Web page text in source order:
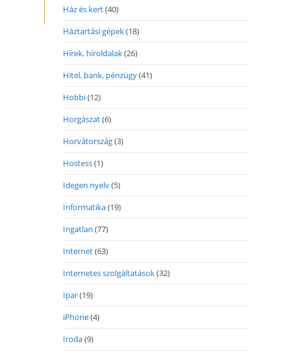
Ház és kert(40)
Háztartási gépek(18)
Hírek, híroldalak(26)
Hitel, bank, pénzügy(41)
Hobbi(12)
Horgászat(6)
Horvátország(3)
Hostess(1)
Idegen nyelv(5)
Informatika(19)
Ingatlan (77)
Internet(63)
Internetes szolgáltatások(32)
Ipar(19)
iPhone(4)
Iroda(9)